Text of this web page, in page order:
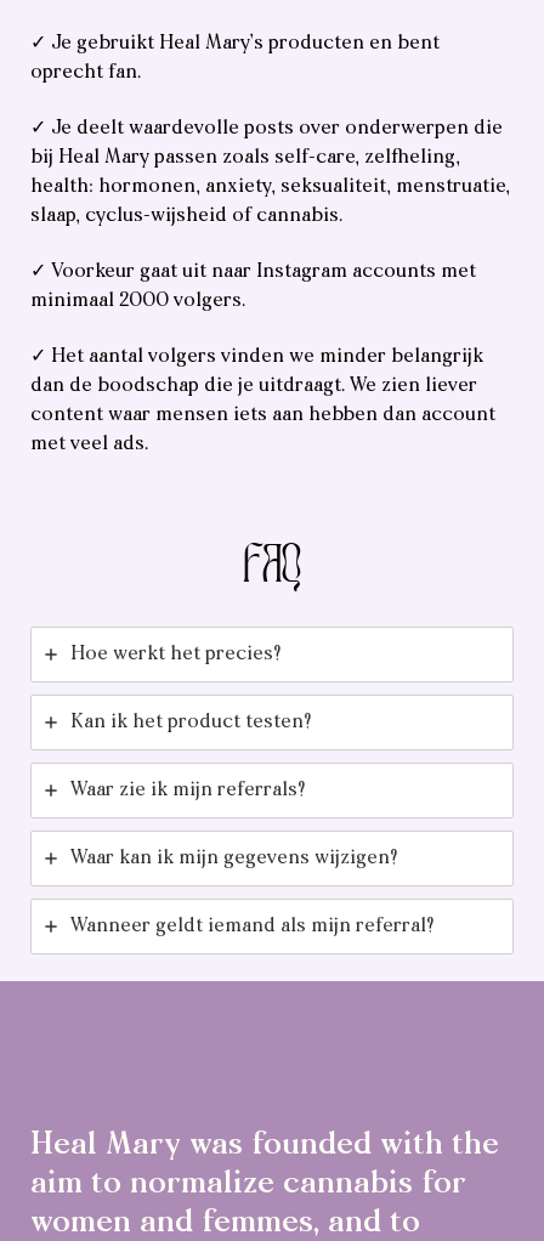
✓ Je gebruikt Heal Mary’s producten en bent
oprecht fan.
✓ Je deelt waardevolle posts over onderwerpen die
bij Heal Mary passen zoals self-care, zelfheling,
health: hormonen, anxiety, seksualiteit, menstruatie,
slaap, cyclus-wijsheid of cannabis.
✓ Voorkeur gaat uit naar Instagram accounts met
minimaal 2000 volgers.
✓ Het aantal volgers vinden we minder belangrijk
dan de boodschap die je uitdraagt. We zien liever
content waar mensen iets aan hebben dan account
met veel ads.
FAQ
Hoe werkt het precies?
Kan ik het product testen?
Waar zie ik mijn referrals?
Waar kan ik mijn gegevens wijzigen?
Wanneer geldt iemand als mijn referral?
Heal Mary was founded with the
aim to normalize cannabis for
women and femmes, and to